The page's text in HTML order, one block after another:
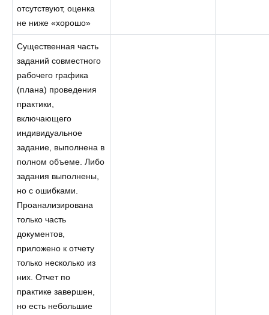
отсутствуют, оценка
не ниже «хорошо»
Существенная часть
заданий совместного
рабочего графика
(плана) проведения
практики,
включающего
индивидуальное
задание, выполнена в
полном объеме. Либо
задания выполнены,
но с ошибками.
Проанализирована
только часть
документов,
приложено к отчету
только несколько из
них. Отчет по
практике завершен,
но есть небольшие